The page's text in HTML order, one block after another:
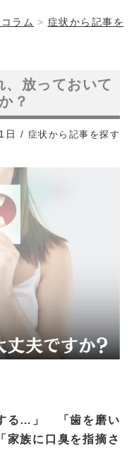
ラム 症状から記事を
放っておいて
？
日 / 症状から記事を探す
する…」 「歯を磨い
族に口臭を指摘さ